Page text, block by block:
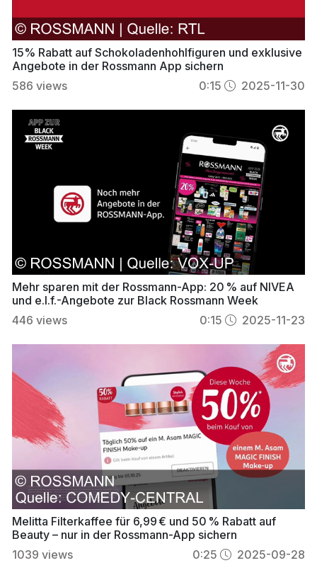
15% Rabatt auf Schokoladenhohlfiguren und exklusive
Angebote in der Rossmann App sichern
586 views 0:15 2025-11-30
Mehr sparen mit der Rossmann-App: 20 % auf NIVEA
und e.l.f.-Angebote zur Black Rossmann Week
446 views 0:15 2025-11-23
Melitta Filterkaffee für 6,99 € und 50 % Rabatt auf
Beauty – nur in der Rossmann-App sichern
1039 views 0:25 2025-09-28